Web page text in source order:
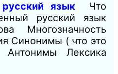
языкЧто
русский язык
Многозначность
Синонимы ( что это
Лексика